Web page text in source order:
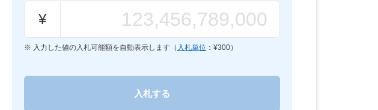
¥
入力した値の入札可能額を自動表示します（ 入札単位 ：¥300）